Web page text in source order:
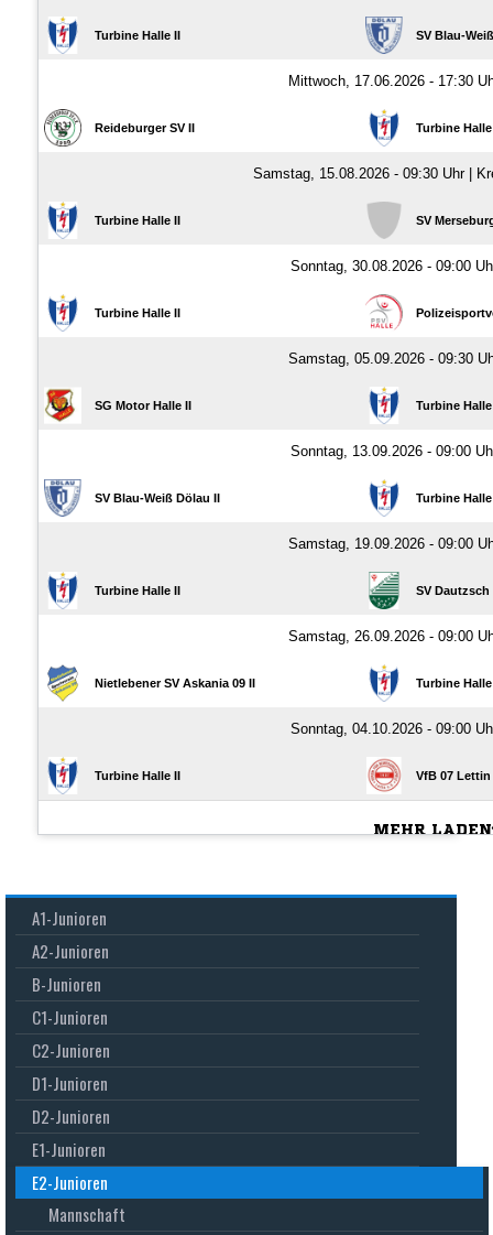
Navigation
überspringen
A1-Junioren
A2-Junioren
B-Junioren
C1-Junioren
C2-Junioren
D1-Junioren
D2-Junioren
E1-Junioren
Navigation
überspringen
E2-Junioren
Mannschaft
Navigation
überspringen